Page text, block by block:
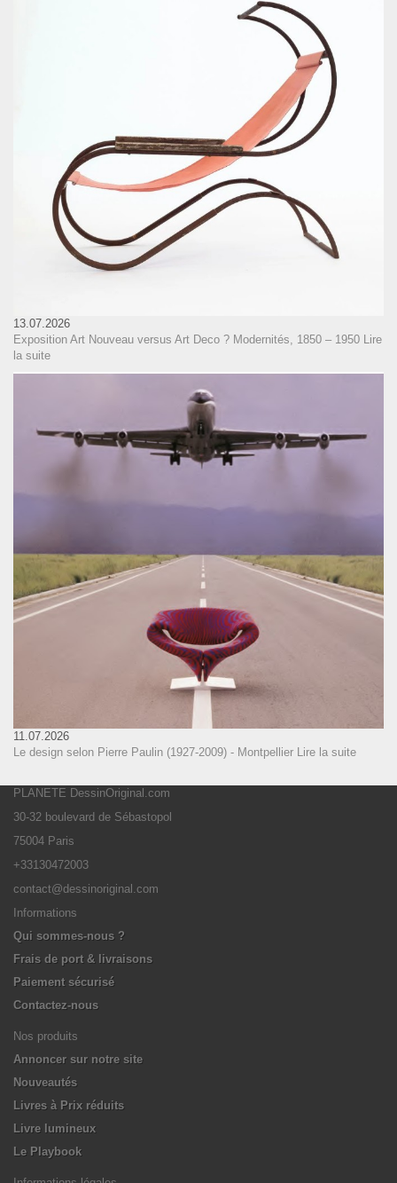
13.07.2026
Exposition Art Nouveau versus Art Deco ? Modernités, 1850 – 1950 Lire
la suite
11.07.2026
Le design selon Pierre Paulin (1927-2009) - Montpellier Lire la suite
PLANETE DessinOriginal.com
30-32 boulevard de Sébastopol
75004 Paris
+33130472003
contact@dessinoriginal.com
Informations
Qui sommes-nous ?
Frais de port & livraisons
Paiement sécurisé
Contactez-nous
Nos produits
Annoncer sur notre site
Nouveautés
Livres à Prix réduits
Livre lumineux
Le Playbook